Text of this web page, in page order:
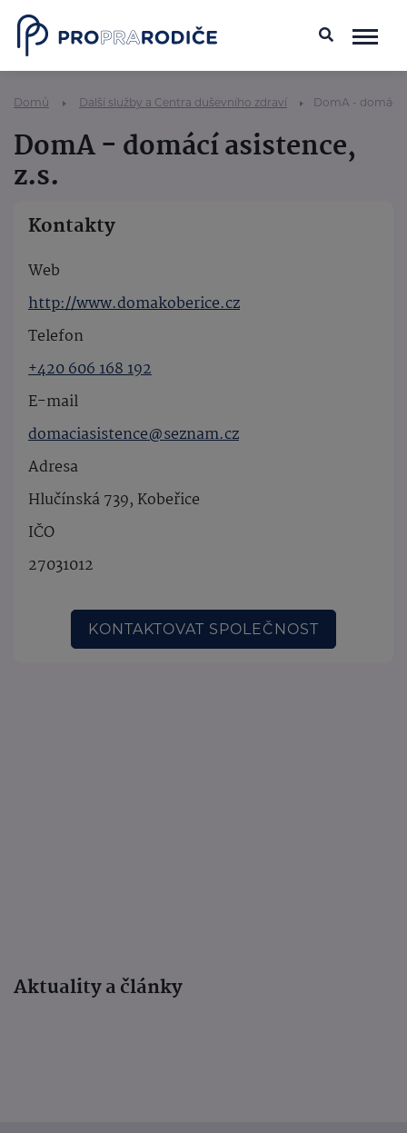
Domů Další služby a Centra duševního zdraví DomA - domácí
DomA - domácí asistence,
z.s.
Kontakty
Web
http://www.domakoberice.cz
Telefon
+420 606 168 192
E-mail
domaciasistence@seznam.cz
Adresa
Hlučínská 739, Kobeřice
IČO
27031012
KONTAKTOVAT SPOLEČNOST
Aktuality a články